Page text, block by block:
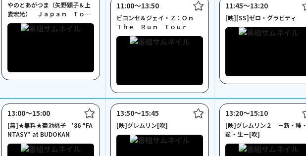
やのとあがつま（矢野顕子＆上
妻宏光） Ｊａｐａｎ Ｔｏｕ
ｒ ２０２５
11:00〜13:50
ビヨンセ＆ジェイ・Ｚ：Ｏｎ
Ｔｈｅ Ｒｕｎ Ｔｏｕｒ
11:45〜13:20
[映][SS]ゼロ・グラビティ
13:00〜15:00
[無]★無料★菊池桃子 '86 “FA
NTASY" at BUDOKAN
13:50〜15:45
[映]グレムリン[吹]
13:20〜15:10
[映]グレムリン２ －新・種・
誕・生－[吹]